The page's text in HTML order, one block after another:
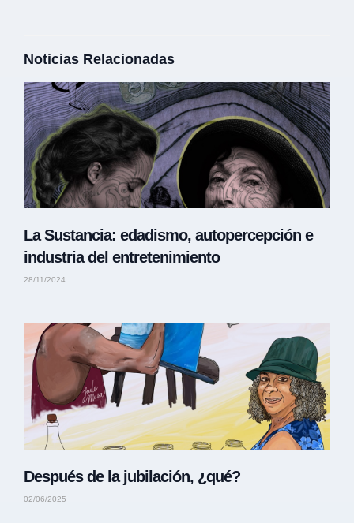
Noticias Relacionadas
La Sustancia: edadismo, autopercepción e
industria del entretenimiento
28/11/2024
Después de la jubilación, ¿qué?
02/06/2025